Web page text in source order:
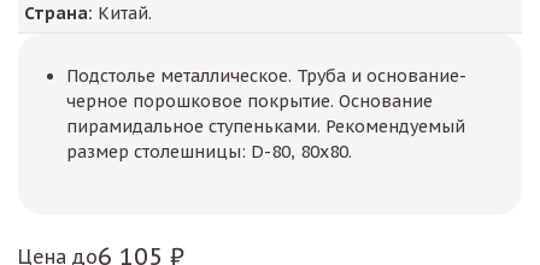
Страна: Китай.
Подстолье металлическое. Труба и основание-
черное порошковое покрытие. Основание
пирамидальное ступеньками. Рекомендуемый
размер столешницы: D-80, 80х80.
Цена до6 105 ₽